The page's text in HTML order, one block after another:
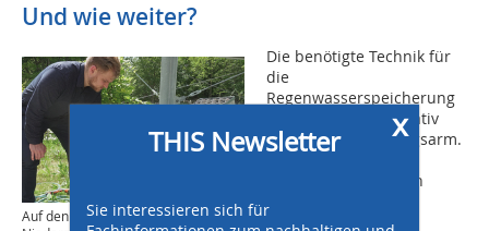
Und wie weiter?
Auf den Dächern auftreffender
Die benötigte Technik für
die
Regenwasserspeicherung
und -nutzung ist relativ
einfach und wartungsarm.
Kernsanierung, wenn
Sanitärarbeiten
x
THIS Newsletter
Sie interessieren sich für